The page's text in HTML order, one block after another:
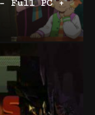
Full PC +